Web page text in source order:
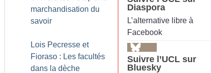
marchandisation du
savoir
Lois Pecresse et
Fioraso : Les facultés
dans la dèche
Diaspora
L’alternative libre à
Facebook
Suivre l’UCL sur
Bluesky